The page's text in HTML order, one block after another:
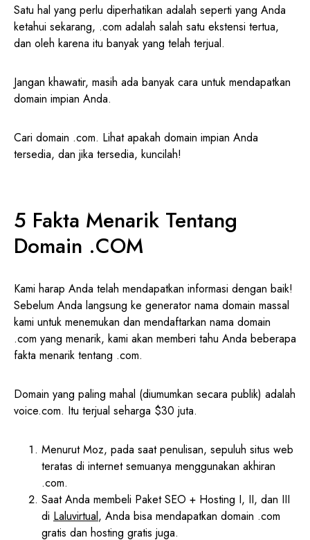
Satu hal yang perlu diperhatikan adalah seperti yang Anda
ketahui sekarang, .com adalah salah satu ekstensi tertua,
dan oleh karena itu banyak yang telah terjual.
Jangan khawatir, masih ada banyak cara untuk mendapatkan
domain impian Anda.
Cari domain .com. Lihat apakah domain impian Anda
tersedia, dan jika tersedia, kuncilah!
5 Fakta Menarik Tentang
Domain .COM
Kami harap Anda telah mendapatkan informasi dengan baik!
Sebelum Anda langsung ke generator nama domain massal
kami untuk menemukan dan mendaftarkan nama domain
.com yang menarik, kami akan memberi tahu Anda beberapa
fakta menarik tentang .com.
Domain yang paling mahal (diumumkan secara publik) adalah
voice.com. Itu terjual seharga $30 juta.
Menurut Moz, pada saat penulisan, sepuluh situs web
teratas di internet semuanya menggunakan akhiran
.com.
Saat Anda membeli Paket SEO + Hosting I, II, dan III
di Laluvirtual, Anda bisa mendapatkan domain .com
gratis dan hosting gratis juga.